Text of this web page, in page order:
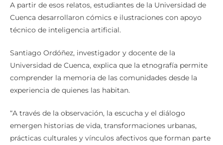
A partir de esos relatos, estudiantes de la Universidad de
Cuenca desarrollaron cómics e ilustraciones con apoyo
técnico de inteligencia artificial.
Santiago Ordóñez, investigador y docente de la
Universidad de Cuenca, explica que la etnografía permite
comprender la memoria de las comunidades desde la
experiencia de quienes las habitan.
“A través de la observación, la escucha y el diálogo
emergen historias de vida, transformaciones urbanas,
prácticas culturales y vínculos afectivos que forman parte